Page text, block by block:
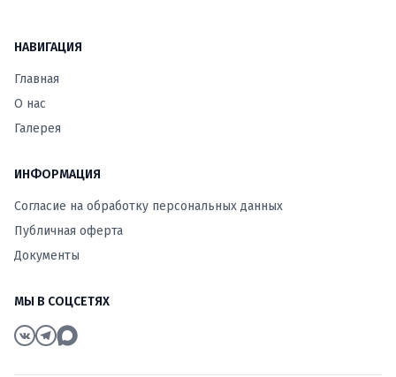
НАВИГАЦИЯ
Главная
О нас
Галерея
ИНФОРМАЦИЯ
Согласие на обработку персональных данных
Публичная оферта
Документы
МЫ В СОЦСЕТЯХ